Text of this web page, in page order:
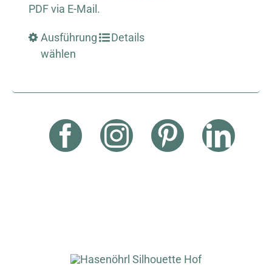
PDF via E-Mail.
Ausführung
wählen
Details